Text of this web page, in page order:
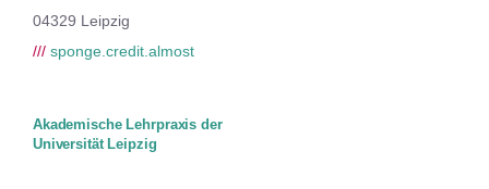
04329 Leipzig
/// sponge.credit.almost
Akademische Lehrpraxis der
Universität Leipzig